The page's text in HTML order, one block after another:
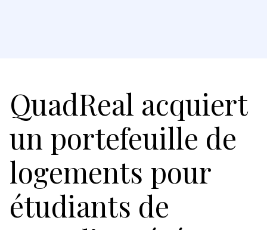
QuadReal acquiert
un portefeuille de
logements pour
étudiants de